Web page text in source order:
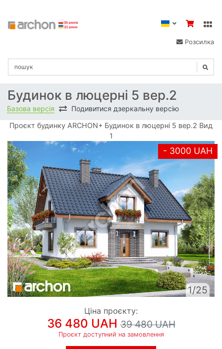
Розсилка
Будинок в люцерні 5 вер.2
Базова версія Подивитися дзеркальну версію
Проєкт будинку ARCHON+ Будинок в люцерні 5 вер.2 Вид
1
- 3000 UAH
1/25
Ціна проєкту:
36 480 UAH39 480 UAH
Проєкт доступний на замовлення